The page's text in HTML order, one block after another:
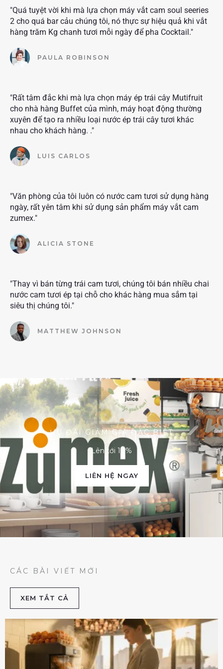
"Quá tuyệt vời khi mà lựa chọn máy vắt cam soul seeries
2 cho quá bar cảu chúng tôi, nó thực sự hiệu quả khi vắt
hàng trăm Kg chanh tươi mỗi ngày để pha Cocktail."
PAULA ROBINSON
"Rất tâm đắc khi mà lựa chọn máy ép trái cây Mutifruit
cho nhà hàng Buffet của mình, máy hoạt động thường
xuyên để tạo ra nhiều loại nước ép trái cây tươi khác
nhau cho khách hàng. ."
LUIS CARLOS
"Văn phòng của tôi luôn có nước cam tươi sử dụng hàng
ngày, rất yên tâm khi sử dụng sản phẩm máy vắt cam
zumex."
ALICIA STONE
"Thay vì bán từng trái cam tươi, chúng tôi bán nhiều chai
nước cam tươi ép tại chỗ cho khác hàng mua sắm tại
siêu thị chúng tôi."
MATTHEW JOHNSON
ƯU ĐÃI GIẢM GIÁ ĐẶC BIỆT
Lên tới 10%
LIÊN HỆ NGAY
CÁC BÀI VIẾT MỚI
XEM TẮT CẢ